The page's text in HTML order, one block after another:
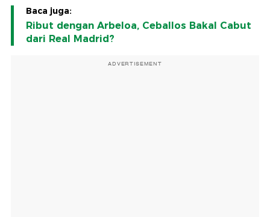
Baca juga:
Ribut dengan Arbeloa, Ceballos Bakal Cabut
dari Real Madrid?
ADVERTISEMENT